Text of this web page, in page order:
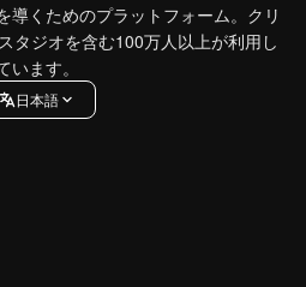
導くためのプラットフォーム。クリ
タジオを含む100万人以上が利用し
います。
日本語